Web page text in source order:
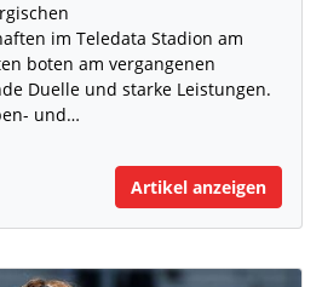
im Teledata Stadion am
boten am vergangenen
Duelle und starke Leistungen.
und…
Artikel anzeigen